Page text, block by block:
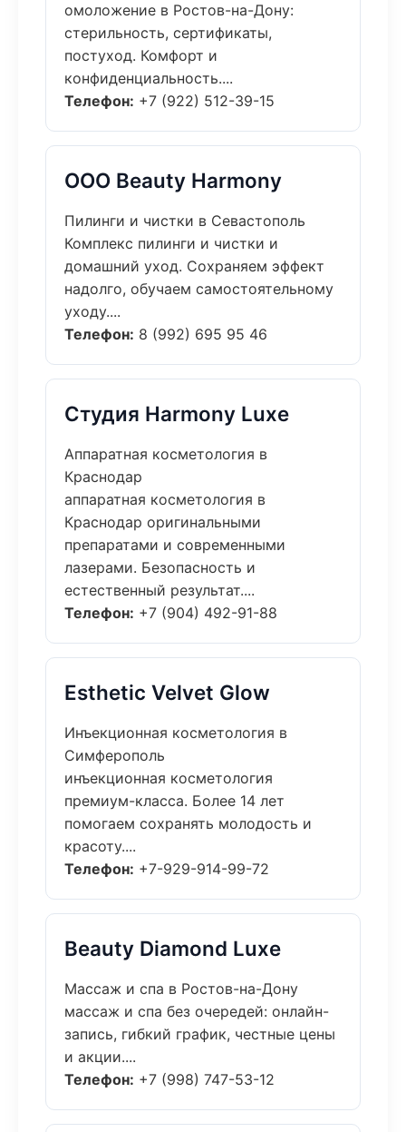
омоложение в Ростов-на-Дону:
стерильность, сертификаты,
постуход. Комфорт и
конфиденциальность....
Телефон: +7 (922) 512-39-15
ООО Beauty Harmony
Пилинги и чистки в Севастополь
Комплекс пилинги и чистки и
домашний уход. Сохраняем эффект
надолго, обучаем самостоятельному
уходу....
Телефон: 8 (992) 695 95 46
Студия Harmony Luxe
Аппаратная косметология в
Краснодар
аппаратная косметология в
Краснодар оригинальными
препаратами и современными
лазерами. Безопасность и
естественный результат....
Телефон: +7 (904) 492-91-88
Esthetic Velvet Glow
Инъекционная косметология в
Симферополь
инъекционная косметология
премиум-класса. Более 14 лет
помогаем сохранять молодость и
красоту....
Телефон: +7-929-914-99-72
Beauty Diamond Luxe
Массаж и спа в Ростов-на-Дону
массаж и спа без очередей: онлайн-
запись, гибкий график, честные цены
и акции....
Телефон: +7 (998) 747-53-12